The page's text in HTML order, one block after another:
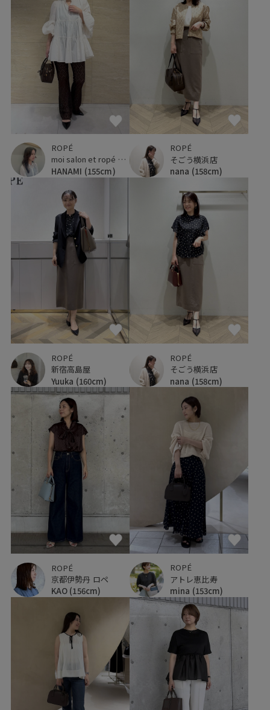
ROPÉ
moi salon et ropé 大阪高島屋
HANAMI (155cm)
ROPÉ
そごう横浜店
nana (158cm)
ROPÉ
新宿高島屋
Yuuka (160cm)
ROPÉ
そごう横浜店
nana (158cm)
ROPÉ
京都伊勢丹 ロペ
KAO (156cm)
ROPÉ
アトレ恵比寿
mina (153cm)